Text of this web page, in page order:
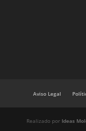
Aviso Legal
Realizado por Ideas